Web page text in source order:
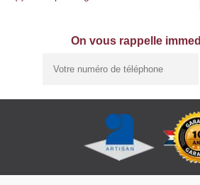
On vous rappelle